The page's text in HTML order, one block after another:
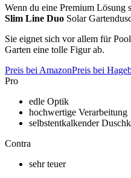
Wenn du eine Premium Lösung
Slim Line Duo Solar
Sie eignet sich vor allem für
Garten eine tolle Figur ab.
Preis bei AmazonPreis bei
Pro
edle Optik
hochwertige Verarbeitung
selbstentkalkender
Contra
sehr teuer